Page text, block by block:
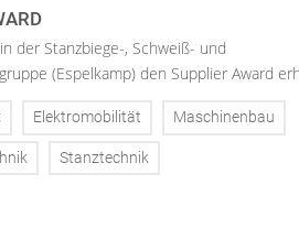
der Stanzbiege-, Schweiß- und
(Espelkamp) den Supplier Award
Elektromobilität Maschinenbau
Stanztechnik